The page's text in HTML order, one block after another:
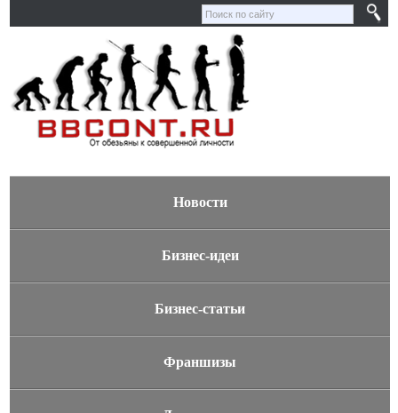
Новости
Бизнес-идеи
Бизнес-статьи
Франшизы